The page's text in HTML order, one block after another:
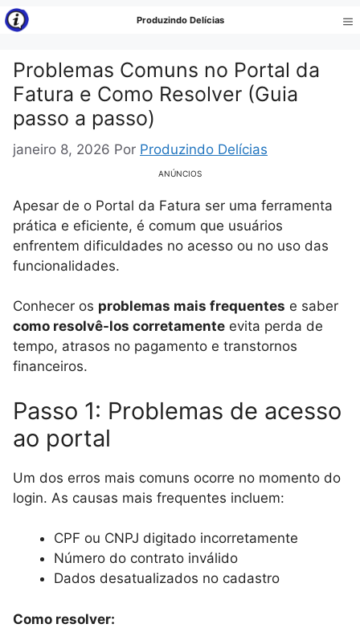
Pular
para
conteúdo
Produzindo Delícias
Problemas Comuns no Portal da
Fatura e Como Resolver (Guia
passo a passo)
janeiro 8, 2026 Por Produzindo Delícias
ANÚNCIOS
Apesar de o Portal da Fatura ser uma ferramenta
prática e eficiente, é comum que usuários
enfrentem dificuldades no acesso ou no uso das
funcionalidades.
Conhecer os problemas mais frequentes e saber
como resolvê-los corretamente evita perda de
tempo, atrasos no pagamento e transtornos
financeiros.
Passo 1: Problemas de acesso
ao portal
Um dos erros mais comuns ocorre no momento do
login. As causas mais frequentes incluem:
CPF ou CNPJ digitado incorretamente
Número do contrato inválido
Dados desatualizados no cadastro
Como resolver: